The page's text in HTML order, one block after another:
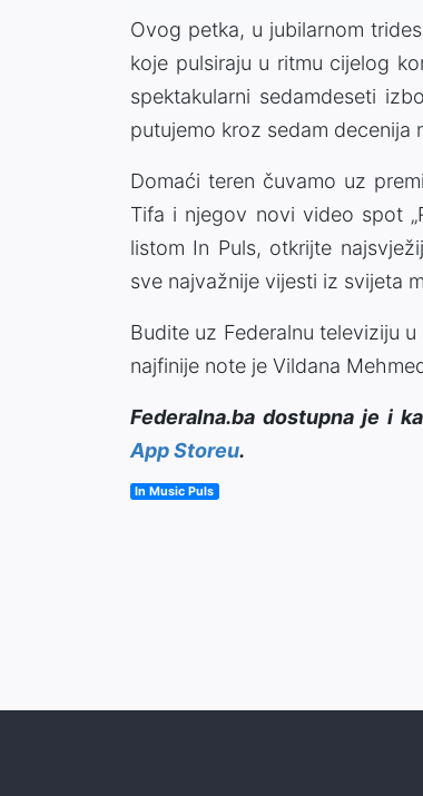
Ovog petka, u jubilarnom
koje pulsiraju u ritmu cijelog
spektakularni sedamdeseti
putujemo kroz sedam decenija
Domaći teren čuvamo uz
Tifa i njegov novi video spot
listom In Puls, otkrijte
sve najvažnije vijesti iz svijeta
Budite uz Federalnu televiziju
najfinije note je Vildana
Federalna.ba dostupna je i
App Storeu.
In Music Puls